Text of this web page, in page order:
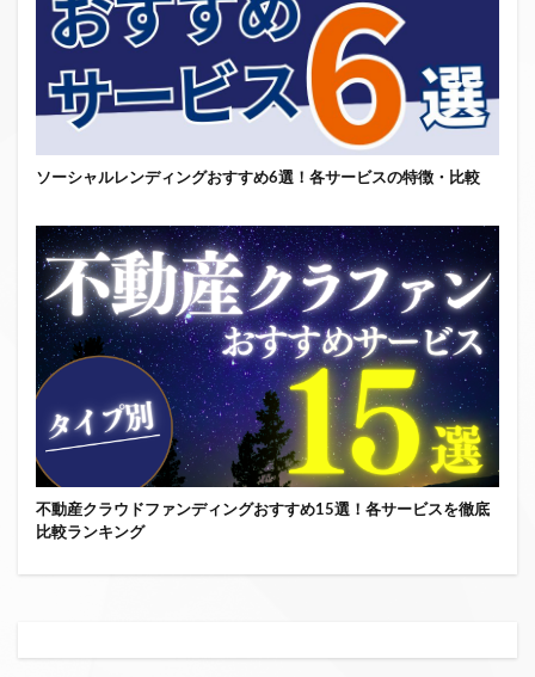
ソーシャルレンディングおすすめ6選！各サービスの特徴・比較
不動産クラウドファンディングおすすめ15選！各サービスを徹底
比較ランキング